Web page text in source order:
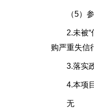
（5）参
2.未被“信
购严重失信
3.落实政
4.本项目
无